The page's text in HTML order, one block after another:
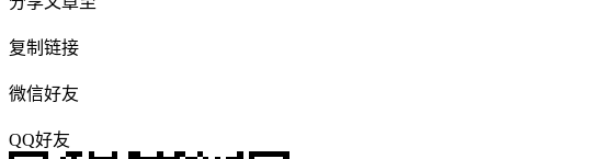
复制链接
微信好友
QQ好友